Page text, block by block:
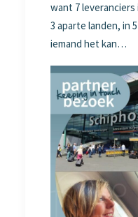
want 7
3 aparte landen, in
iemand het kan…